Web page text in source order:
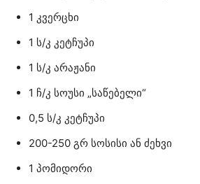
1 კვერცხი
1 ს/კ კეტჩუპი
1 ს/კ არაჟანი
1 ჩ/კ სოუსი „საწებელი“
0,5 ს/კ კეტჩუპი
200-250 გრ სოსისი ან ძეხვი
1 პომიდორი